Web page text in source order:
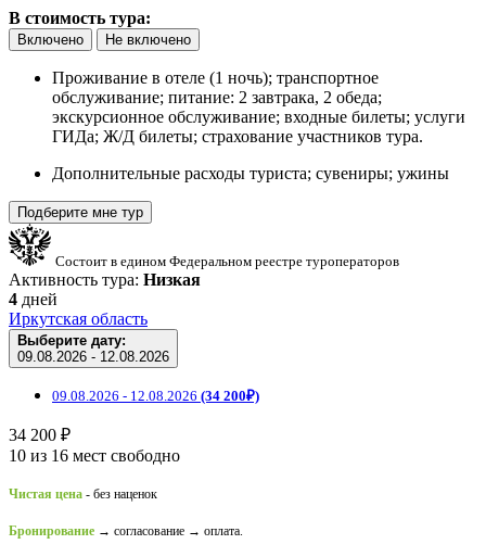
В стоимость тура:
Включено Не включено
Проживание в отеле (1 ночь); транспортное
обслуживание; питание: 2 завтрака, 2 обеда;
экскурсионное обслуживание; входные билеты; услуги
ГИДа; Ж/Д билеты; страхование участников тура.
Дополнительные расходы туриста; сувениры; ужины
Подберите мне тур
Состоит в едином Федеральном реестре туроператоров
Активность тура: Низкая
4 дней
Иркутская область
Выберите дату:
09.08.2026 - 12.08.2026
09.08.2026 - 12.08.2026 (34 200₽)
34 200 ₽
10 из 16 мест свободно
Чистая цена - без наценок
Бронирование → согласование → оплата.